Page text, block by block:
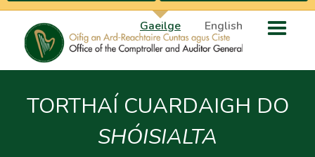
Gaeilge English
TORTHAÍ CUARDAIGH DO
SHÓISIALTA